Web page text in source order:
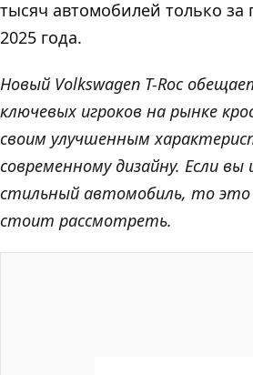
тысяч автомобилей только
2025 года.
Новый Volkswagen T-Roc
ключевых игроков на рынке
своим улучшенным
современному дизайну. Если
стильный автомобиль, то это
стоит рассмотреть.